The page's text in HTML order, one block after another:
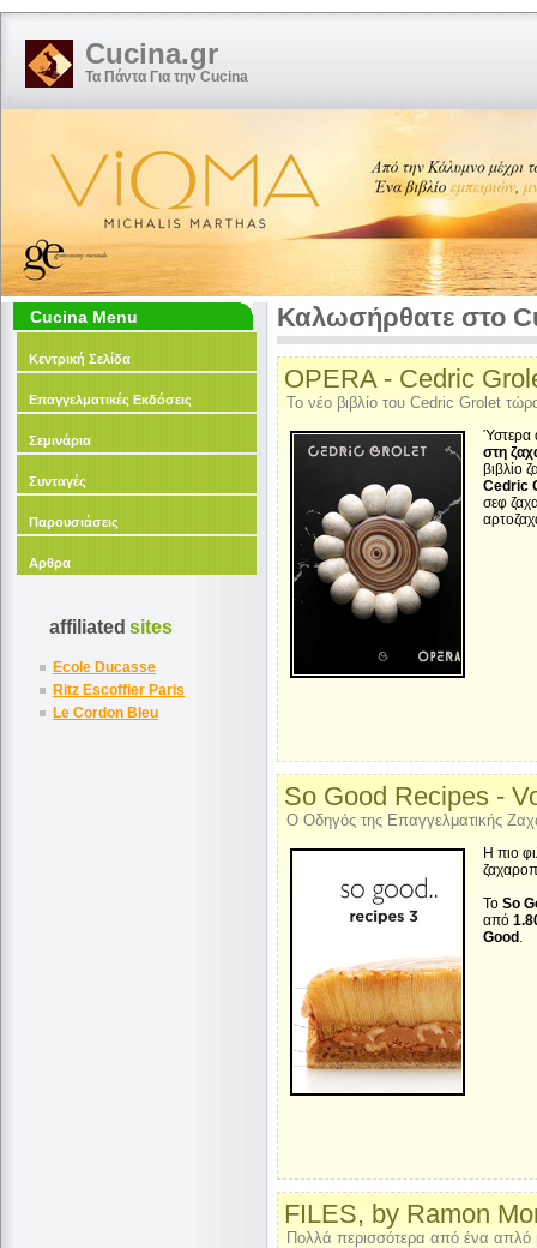
Cucina.gr
Τα Πάντα Για την Cucina
Cucina Menu
Κεντρική Σελίδα
Επαγγελματικές Εκδόσεις
Σεμινάρια
Συνταγές
Παρουσιάσεις
Αρθρα
affiliated sites
Ecole Ducasse
Ritz Escoffier Paris
Le Cordon Bleu
Καλωσήρθατε στο
OPERA - Cedric
Το νέο βιβλίο του Cedric Grolet
Ύστερα
στη
βιβλίο
Cedric
σεφ
So Good Recipes -
Ο Οδηγός της Επαγγελματικής
Η πιο
Το So
από
Good .
FILES, by Ramon
Πολλά περισσότερα από ένα απλό